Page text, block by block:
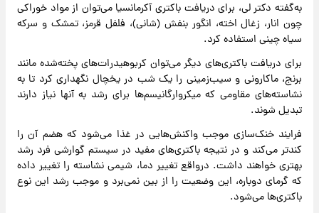
به‌گفته دکتر لی، برای دریافت باکتری آکرمانسیا می‌توان از مواد خوراکی
چون انار، زغال اخته، انگور بنفش (شانی)، فلفل قرمز، تمشک و سرکه
سیاه چینی استفاده کرد.
برای دریافت باکتری‌های دیگر می‌توان کربوهیدرات‌های پخته‌شده مانند
برنج، ماکارونی و سیب‌زمینی را یک شب در یخچال نگهداری کرد تا به
نشاسته‌های مقاومی که میکروارگانیسم‌ها برای رشد به آنها نیاز دارند
تبدیل شوند.
فرایند خنک‌سازی موجب واکنش‌هایی در غذا می‌شود که هضم آن را
کندتر می‌کند و در نتیجه باکتری‌های مفید در سیستم گوارشی فرد رشد
بهتری خواهند داشت. درواقع تغییر دما، شیمی نشاسته را تغییر داده
که گرمای دوباره، این وضعیت را از بین نمی‌برد و موجب رشد این نوع
باکتری‌ها می‌شود.